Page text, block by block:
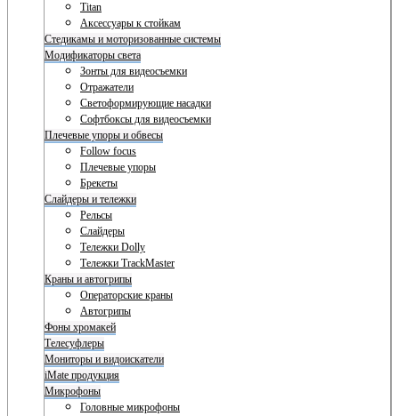
Titan
Аксессуары к стойкам
Стедикамы и моторизованные системы
Модификаторы света
Зонты для видеосъемки
Отражатели
Светоформирующие насадки
Софтбоксы для видеосъемки
Плечевые упоры и обвесы
Follow focus
Плечевые упоры
Брекеты
Слайдеры и тележки
Рельсы
Слайдеры
Тележки Dolly
Тележки TrackMaster
Краны и автогрипы
Операторские краны
Автогрипы
Фоны хромакей
Телесуфлеры
Мониторы и видоискатели
iMate продукция
Микрофоны
Головные микрофоны